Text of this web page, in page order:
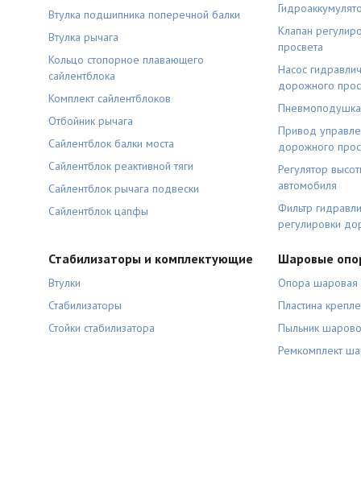
Втулка подшипника поперечной балки
Втулка рычага
Кольцо стопорное плавающего
сайлентблока
Комплект сайлентблоков
Отбойник рычага
Сайлентблок балки моста
Сайлентблок реактивной тяги
Сайлентблок рычага подвески
Сайлентблок цапфы
Клапан
просвета
Насос
дорожного
Привод
дорожного
Регулятор
автомобиля
Фильтр
регулировки
Стабилизаторы и комплектующие
Втулки
Стабилизаторы
Стойки стабилизатора
Шаровые
Опора шаровая
Пластина
Пыльник
Ремкомплект